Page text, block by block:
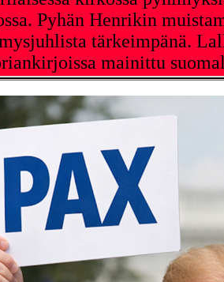
Pyhän Henrikin
tärkeimpänä.
mainittu